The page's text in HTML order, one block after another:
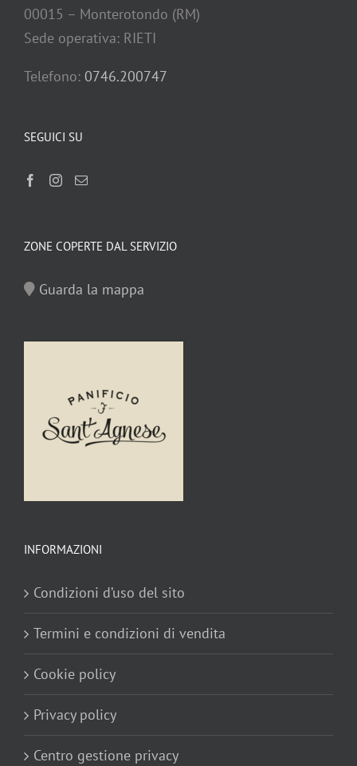
00015 – Monterotondo (RM)
Sede operativa: RIETI
Telefono: 0746.200747
SEGUICI SU
ZONE COPERTE DAL SERVIZIO
Guarda la mappa
INFORMAZIONI
Condizioni d’uso del sito
Termini e condizioni di vendita
Cookie policy
Privacy policy
Centro gestione privacy